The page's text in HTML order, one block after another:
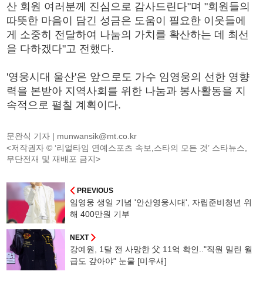
산 회원 여러분께 진심으로 감사드린다"며 "회원들의
따뜻한 마음이 담긴 성금은 도움이 필요한 이웃들에
게 소중히 전달하여 나눔의 가치를 확산하는 데 최선
을 다하겠다"고 전했다.
'영웅시대 울산'은 앞으로도 가수 임영웅의 선한 영향
력을 본받아 지역사회를 위한 나눔과 봉사활동을 지
속적으로 펼칠 계획이다.
문완식 기자 | munwansik@mt.co.kr
<저작권자 © ‘리얼타임 연예스포츠 속보,스타의 모든 것’ 스타뉴스,
무단전재 및 재배포 금지>
PREVIOUS
임영웅 생일 기념 '안산영웅시대', 자립준비청년 위
해 400만원 기부
NEXT
강예원, 1달 전 사망한 父 11억 확인.."직원 밀린 월
급도 갚아야" 눈물 [미우새]